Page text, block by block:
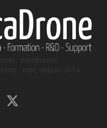
: distribution,
· mer, depuis 2014.